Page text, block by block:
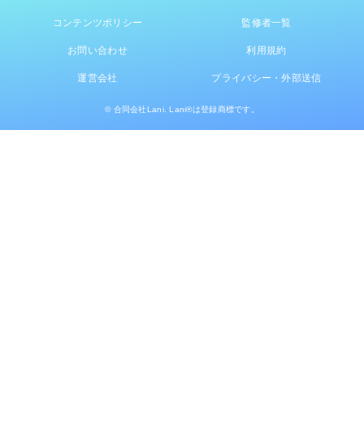
コンテンツポリシー 監修者一覧
お問い合わせ 利用規約
運営会社 プライバシー・外部送信
© 合同会社Lani. Lani®は登録商標です。